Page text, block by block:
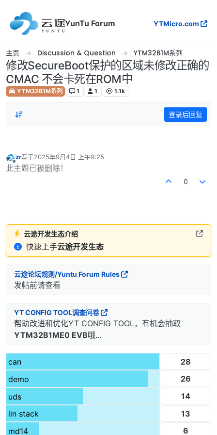
YunTu Forum
YTMicro.com
主页 Discussion & Question YTM32B1M系列
修改SecureBoot保护的区域未修改正确的
CMAC 不会卡死在ROM中
YTM32B1M系列 1 1 1.1k
登录后回复
离线
zr写于2025年9月4日 上午9:25
最后由 编辑
此主題已被删除！
0
云途开发生态介绍
快速上手云途开发生态
云途论坛规则/Yuntu Forum Rules
发帖前请查看
YT CONFIG TOOL调查问卷
帮助改进和优化YT CONFIG TOOL，有机会抽取
YTM32B1ME0 EVB哦...
can
28
demo
26
uds
14
lin stack
13
md14
6